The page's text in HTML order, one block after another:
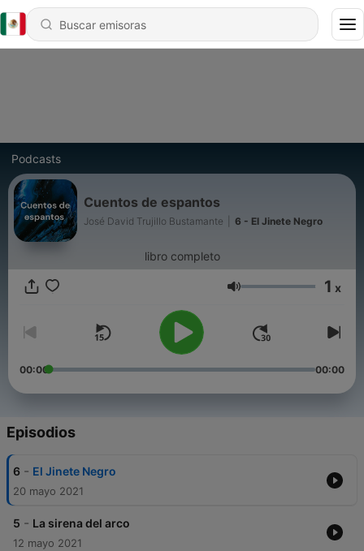
Podcasts
Cuentos de espantos
José David Trujillo Bustamante 6 - El Jinete Negro
libro completo
Volumen 1 x
00:00 00:00
Episodios
6 - El Jinete Negro
20 mayo 2021
5 - La sirena del arco
12 mayo 2021